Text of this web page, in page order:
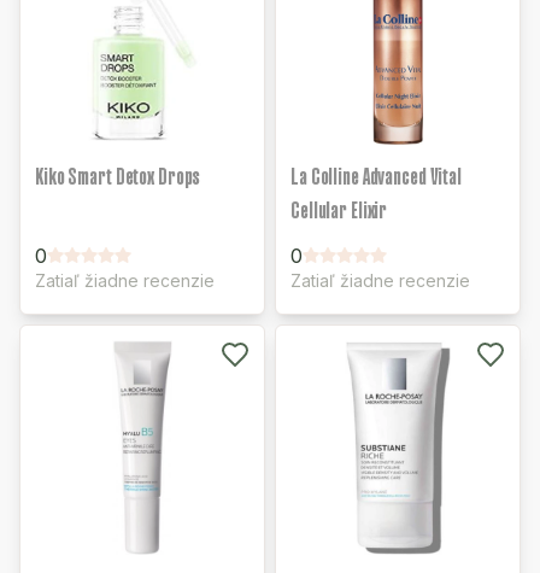
Kiko Smart Detox Drops
0
Zatiaľ žiadne recenzie
La Colline Advanced Vital
Cellular Elixir
0
Zatiaľ žiadne recenzie